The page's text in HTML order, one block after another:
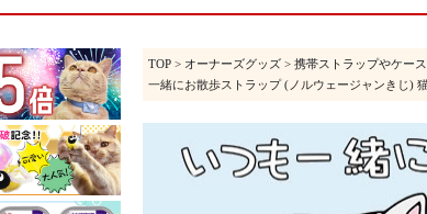
TOP > オーナーズグッズ > 携帯ストラップやケース
一緒にお散歩ストラップ (ノルウェージャンきじ)